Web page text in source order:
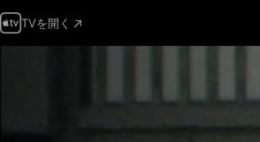
TVを開く